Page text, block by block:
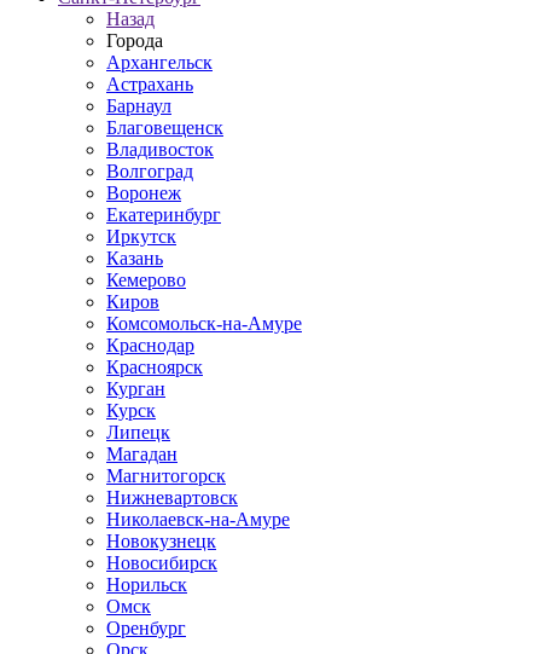
Назад
Города
Архангельск
Астрахань
Барнаул
Благовещенск
Владивосток
Волгоград
Воронеж
Екатеринбург
Иркутск
Казань
Кемерово
Киров
Комсомольск-на-Амуре
Краснодар
Красноярск
Курган
Курск
Липецк
Магадан
Магнитогорск
Нижневартовск
Николаевск-на-Амуре
Новокузнецк
Новосибирск
Норильск
Омск
Оренбург
Орск